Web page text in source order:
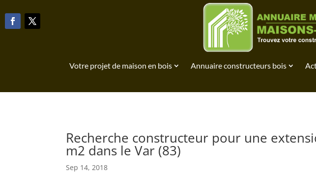
Votre projet de maison en bois Annuaire constructeurs bois
Recherche constructeur pour une
m2 dans le Var (83)
Sep 14, 2018